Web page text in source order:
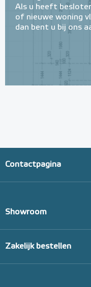
Als u heeft
of nieuwe woning
dan bent u bij ons
Contactpagina
Showroom
Zakelijk bestellen